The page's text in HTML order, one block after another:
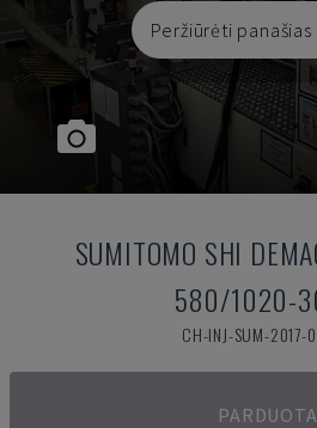
Peržiūrėti panašias
SUMITOMO SHI
580/1020-
CH-INJ-SUM-2017-
PARDUOTA